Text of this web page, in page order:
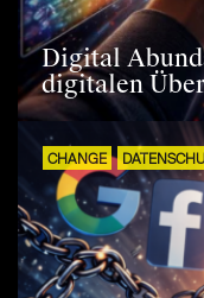
Digital
digitalen
CHANGE